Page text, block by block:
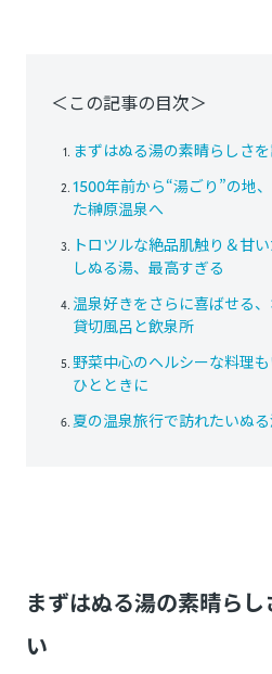
＜この記事の目次＞
まずはぬる湯の素晴らしさ
1500年前から“湯ごり”の地
た榊原温泉へ
トロツルな絶品肌触り＆甘
しぬる湯、最高すぎる
温泉好きをさらに喜ばせる
貸切風呂と飲泉所
野菜中心のヘルシーな料理
ひとときに
夏の温泉旅行で訪れたいぬ
まずはぬる湯の素晴ら
い